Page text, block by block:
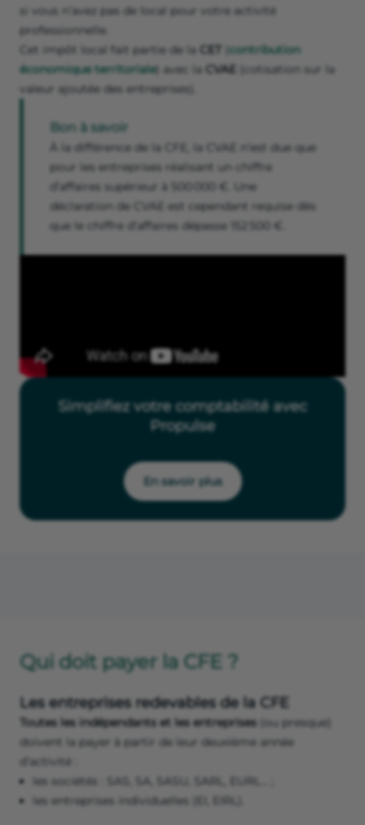
si vous n’avez pas de local pour votre activité
professionnelle.
Cet impôt local fait partie de la
CET (contribution
économique territoriale) avec la CVAE
(cotisation sur la
valeur ajoutée des entreprises).
Bon à savoir
À la différence de la CFE, la CVAE n’est due que
pour les entreprises réalisant un chiffre
d’affaires supérieur à 500 000 €. Une
déclaration de CVAE est cependant requise dès
que le chiffre d’affaires dépasse 152 500 €.
Simplifiez votre comptabilité avec
Propulse
En savoir plus
Qui doit payer la CFE ?
Les entreprises redevables de la CFE
Toutes les indépendants et les entreprises
(ou presque)
doivent la payer à partir de leur deuxième année
d’activité :
les sociétés : SAS, SA, SASU, SARL, EURL… ;
les entreprises individuelles (EI, EIRL).